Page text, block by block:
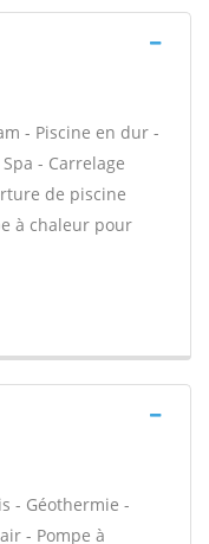
- Piscine en dur -
- Carrelage
de piscine
à chaleur pour
- Géothermie -
- Pompe à